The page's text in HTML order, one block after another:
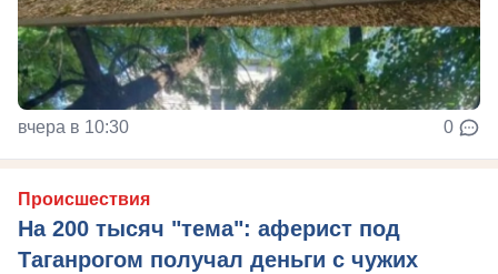
вчера в 10:30 0
Происшествия
На 200 тысяч "тема": аферист под
Таганрогом получал деньги с чужих